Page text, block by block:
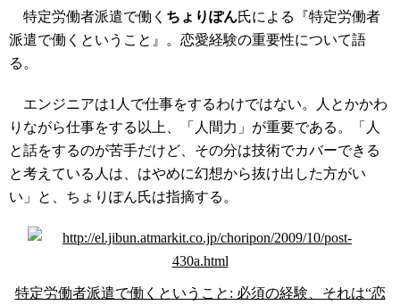
特定労働者派遣で働く ちょりぽん氏による『特定労働者
派遣で働くということ』。恋愛経験の重要性について語
る。
エンジニアは1人で仕事をするわけではない。人とかかわ
りながら仕事をする以上、「人間力」が重要である。「人
と話をするのが苦手だけど、その分は技術でカバーできる
と考えている人は、はやめに幻想から抜け出した方がい
い」と、ちょりぽん氏は指摘する。
特定労働者派遣で働くということ: 必須の経験、それは“恋